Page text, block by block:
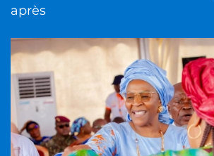
après